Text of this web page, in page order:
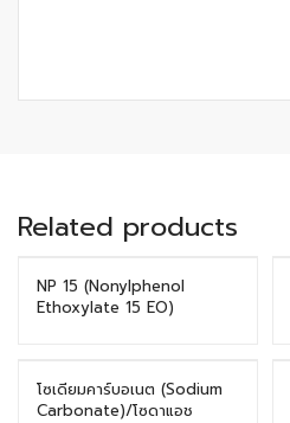
Related products
NP 15 (Nonylphenol
Ethoxylate 15 EO)
โซเดียมคาร์บอเนต (Sodium
Carbonate)/โซดาแอช